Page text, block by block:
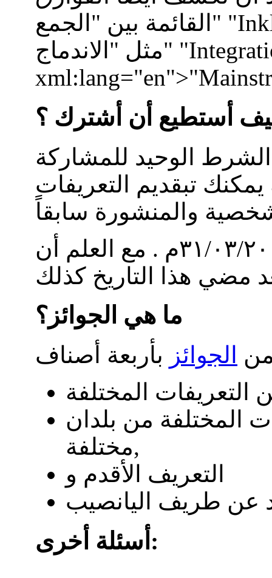
القائمة بين "الجمع" "Inklusion" ومصطلحات أخرى
مثل "الاندماج" "Integration" أو "التكيف بالأغلبية"
أستطيع أن أشترك ؟
الوحيد للمشاركة
تبقديم التعريفات
ستنتهي المسابقة في ٣۱/٠٣/٢٠٠٩م . مع العلم أن
ما هي الجوائز؟
من الجوائز
المختلفة من بلدان
مختلفة,
التعريف الأقدم و
أسئلة أخرى: